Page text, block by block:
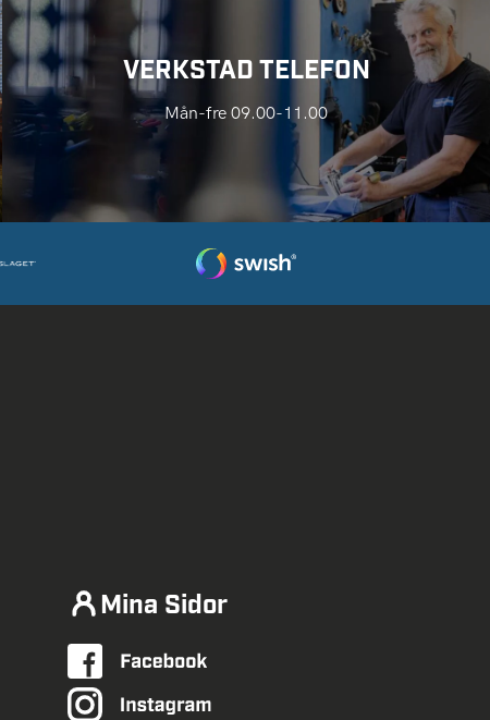
VERKSTAD TELEFON
Mån-fre 09.00-11.00
Mina Sidor